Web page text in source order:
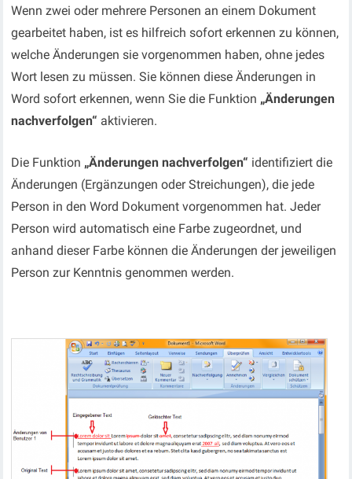
Wenn zwei oder mehrere Personen an einem Dokument
gearbeitet haben, ist es hilfreich sofort erkennen zu können,
welche Änderungen sie vorgenommen haben, ohne jedes
Wort lesen zu müssen. Sie können diese Änderungen in
Word sofort erkennen, wenn Sie die Funktion „Änderungen
nachverfolgen“ aktivieren.
Die Funktion „Änderungen nachverfolgen“ identifiziert die
Änderungen (Ergänzungen oder Streichungen), die jede
Person in den Word Dokument vorgenommen hat. Jeder
Person wird automatisch eine Farbe zugeordnet, und
anhand dieser Farbe können die Änderungen der jeweiligen
Person zur Kenntnis genommen werden.